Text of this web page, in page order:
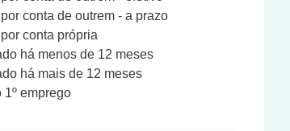
conta de outrem - a prazo
conta própria
há menos de 12 meses
há mais de 12 meses
1º emprego